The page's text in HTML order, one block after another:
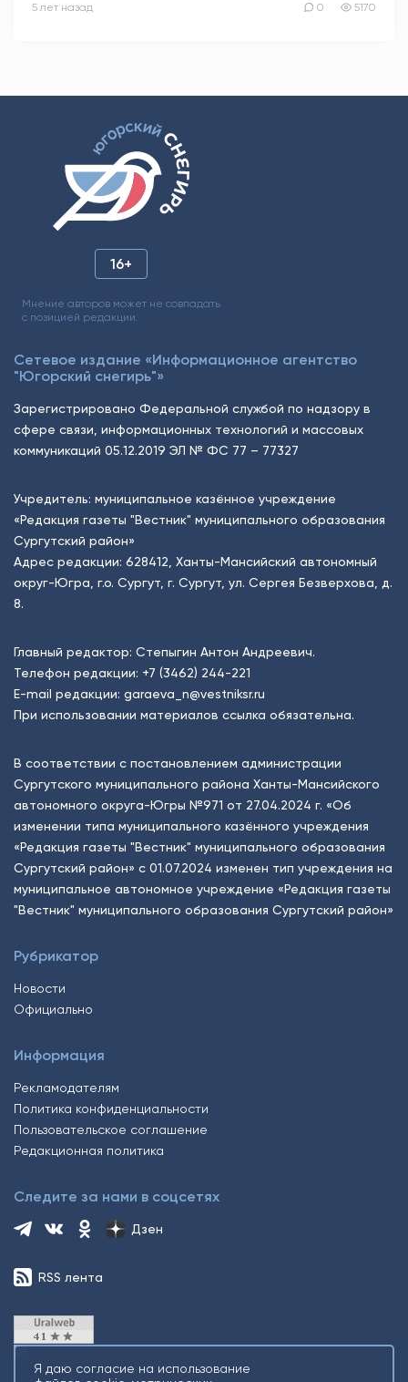
5 лет назад 0 5170
16+
Мнение авторов может не совпадать
с позицией редакции.
Сетевое издание «Информационное агентство
"Югорский снегирь"»
Зарегистрировано Федеральной службой по надзору в
сфере связи, информационных технологий и массовых
коммуникаций 05.12.2019 ЭЛ № ФС 77 – 77327
Учредитель: муниципальное казённое учреждение
«Редакция газеты "Вестник" муниципального образования
Сургутский район»
Адрес редакции: 628412, Ханты-Мансийский автономный
округ-Югра, г.о. Сургут, г. Сургут, ул. Сергея Безверхова, д.
8.
Главный редактор: Степыгин Антон Андреевич.
Телефон редакции: +7 (3462) 244-221
E-mail редакции: garaeva_n@vestniksr.ru
При использовании материалов ссылка обязательна.
В соответствии с постановлением администрации
Сургутского муниципального района Ханты-Мансийского
автономного округа-Югры №971 от 27.04.2024 г. «Об
изменении типа муниципального казённого учреждения
«Редакция газеты "Вестник" муниципального образования
Сургутский район» с 01.07.2024 изменен тип учреждения на
муниципальное автономное учреждение «Редакция газеты
"Вестник" муниципального образования Сургутский район»
Рубрикатор
Новости
Официально
Информация
Рекламодателям
Политика конфиденциальности
Пользовательское соглашение
Редакционная политика
Следите за нами в соцсетях
Дзен
RSS лента
Я даю согласие на использование